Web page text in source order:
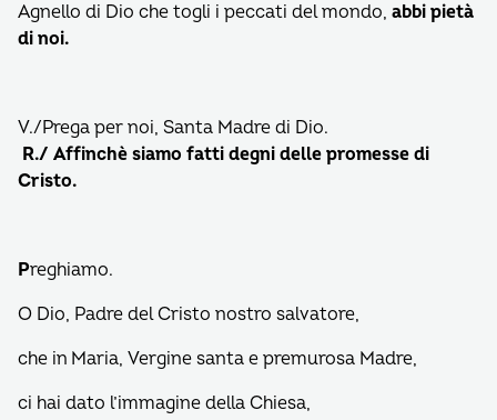
Agnello di Dio che togli i peccati del mondo, abbi pietà
di noi.
V./Prega per noi, Santa Madre di Dio.
R./ Affinchè siamo fatti degni delle promesse di
Cristo.
Preghiamo.
O Dio, Padre del Cristo nostro salvatore,
che in Maria, Vergine santa e premurosa Madre,
ci hai dato l’immagine della Chiesa,